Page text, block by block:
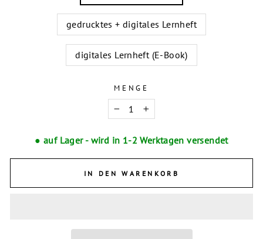
gedrucktes + digitales Lernheft
digitales Lernheft (E-Book)
MENGE
− +
● auf Lager - wird in 1-2 Werktagen versendet
IN DEN WARENKORB